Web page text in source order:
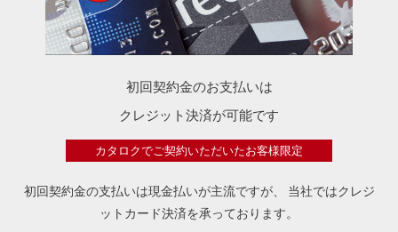
初回契約金のお支払いは
クレジット決済が可能です
カタロクでご契約いただいたお客様限定
初回契約金の支払いは現金払いが主流ですが、
当社ではクレジ
ットカード決済を承っております。